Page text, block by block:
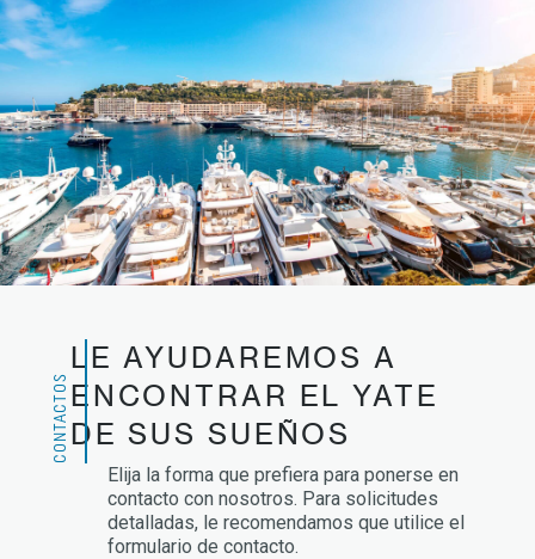
CONTACTOS
LE AYUDAREMOS A
ENCONTRAR EL YATE
DE SUS SUEÑOS
Elija la forma que prefiera para ponerse en
contacto con nosotros. Para solicitudes
detalladas, le recomendamos que utilice el
formulario de contacto.